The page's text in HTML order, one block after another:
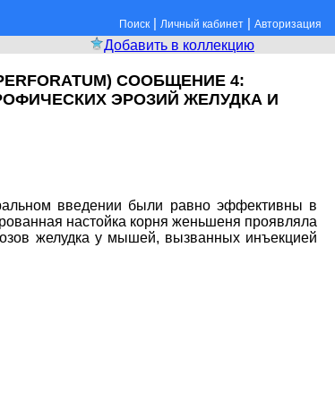
Поиск | Личный кабинет | Авторизация
Добавить в коллекцию
СООБЩЕНИЕ 4:
ЭРОЗИЙ ЖЕЛУДКА И
введении были равно эффективны в
настойка корня женьшеня проявляла
желудка у мышей, вызванных инъекцией